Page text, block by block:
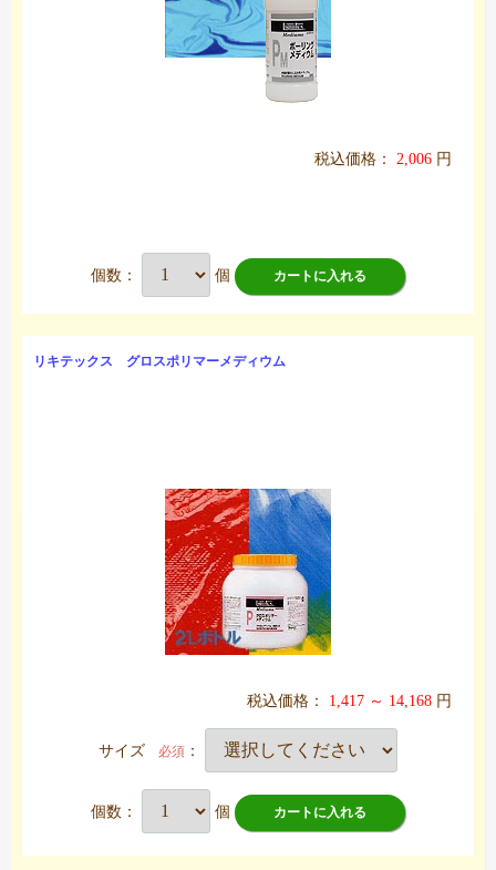
税込価格： 2,006 円
個数： 個 カートに入れる
リキテックス グロスポリマーメディウム
税込価格： 1,417 ～ 14,168 円
サイズ 必須 ：
個数： 個 カートに入れる